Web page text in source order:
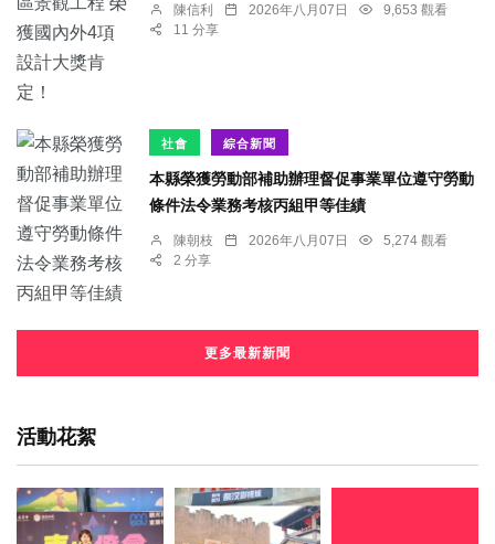
陳信利 2026年八月07日
9,653 觀看
11 分享
社會 綜合新聞
本縣榮獲勞動部補助辦理督促事業單位遵守勞動
條件法令業務考核丙組甲等佳績
陳朝枝 2026年八月07日
5,274 觀看
2 分享
更多最新新聞
活動花絮